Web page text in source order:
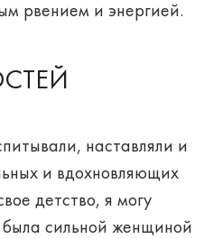
рвением и энергией.
наставляли и
и вдохновляющих
детство, я могу
сильной женщиной